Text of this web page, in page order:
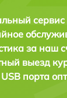
сервис
за наш
выезд
порта